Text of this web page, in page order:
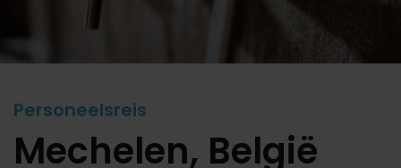
Personeelsreis
Mechelen, België